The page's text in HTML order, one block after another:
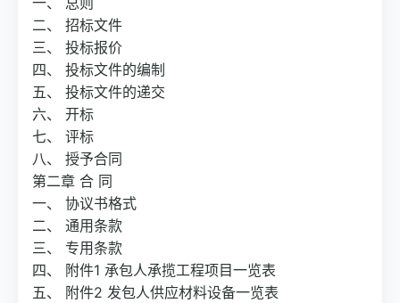
二、 招标文件
三、 投标报价
四、 投标文件的编制
五、 投标文件的递交
六、 开标
七、 评标
八、 授予合同
第二章 合 同
一、 协议书格式
二、 通用条款
三、 专用条款
四、 附件1 承包人承揽工程项目一览表
五、 附件2 发包人供应材料设备一览表